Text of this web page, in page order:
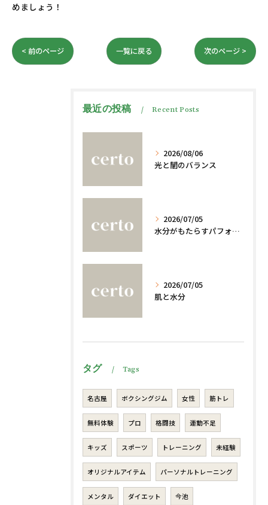
めましょう！
< 前のページ 一覧に戻る 次のページ >
最近の投稿 Recent Posts
2026/08/06
光と闇のバランス
2026/07/05
水分がもたらすパフォーマンスへの影響
2026/07/05
肌と水分
タグ Tags
名古屋 ボクシングジム 女性 筋トレ
無料体験 プロ 格闘技 運動不足
キッズ スポーツ トレーニング 未経験
オリジナルアイテム パーソナルトレーニング
メンタル ダイエット 今池